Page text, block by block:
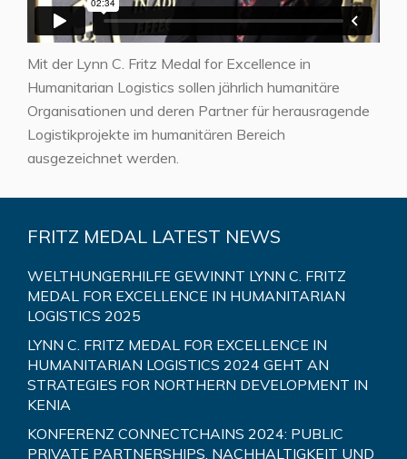
Mit der Lynn C. Fritz Medal for Excellence in
Humanitarian Logistics sollen jährlich humanitäre
Organisationen und deren Partner für herausragende
Logistikprojekte im humanitären Bereich
ausgezeichnet werden.
FRITZ MEDAL LATEST NEWS
WELTHUNGERHILFE GEWINNT LYNN C. FRITZ
MEDAL FOR EXCELLENCE IN HUMANITARIAN
LOGISTICS 2025
LYNN C. FRITZ MEDAL FOR EXCELLENCE IN
HUMANITARIAN LOGISTICS 2024 GEHT AN
STRATEGIES FOR NORTHERN DEVELOPMENT IN
KENIA
KONFERENZ CONNECTCHAINS 2024: PUBLIC
PRIVATE PARTNERSHIPS, NACHHALTIGKEIT UND